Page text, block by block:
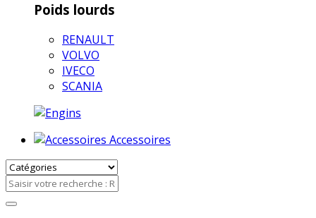
Poids lourds
RENAULT
VOLVO
IVECO
SCANIA
Accessoires